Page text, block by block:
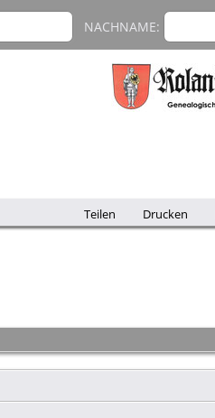
NACHNAME:
Teilen Drucken